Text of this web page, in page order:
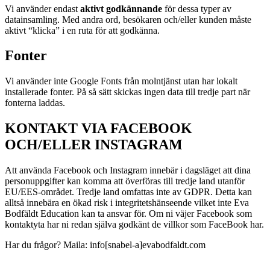
Vi använder endast aktivt godkännande för dessa typer av
datainsamling. Med andra ord, besökaren och/eller kunden måste
aktivt “klicka” i en ruta för att godkänna.
Fonter
Vi använder inte Google Fonts från molntjänst utan har lokalt
installerade fonter. På så sätt skickas ingen data till tredje part när
fonterna laddas.
KONTAKT VIA FACEBOOK
OCH/ELLER INSTAGRAM
Att använda Facebook och Instagram innebär i dagsläget att dina
personuppgifter kan komma att överföras till tredje land utanför
EU/EES-området. Tredje land omfattas inte av GDPR. Detta kan
alltså innebära en ökad risk i integritetshänseende vilket inte Eva
Bodfäldt Education kan ta ansvar för. Om ni väjer Facebook som
kontaktyta har ni redan själva godkänt de villkor som FaceBook har.
Har du frågor? Maila: info[snabel-a]evabodfaldt.com